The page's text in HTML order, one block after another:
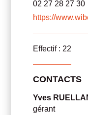
02 27 28 27 30
https://
Effectif : 22
CONTACTS
Yves
gérant